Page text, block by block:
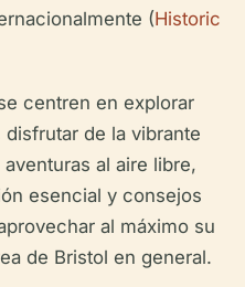
(Historic
centren en explorar
de la vibrante
al aire libre,
esencial y consejos
al máximo su
de Bristol en general.